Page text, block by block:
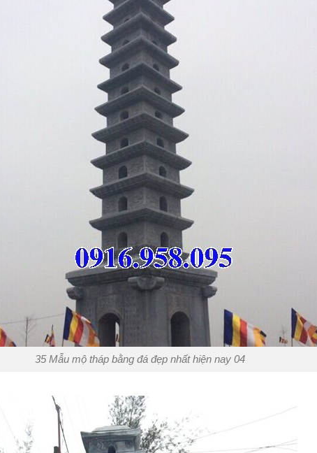
35 Mẫu mộ tháp bằng đá đẹp nhất hiện nay 04